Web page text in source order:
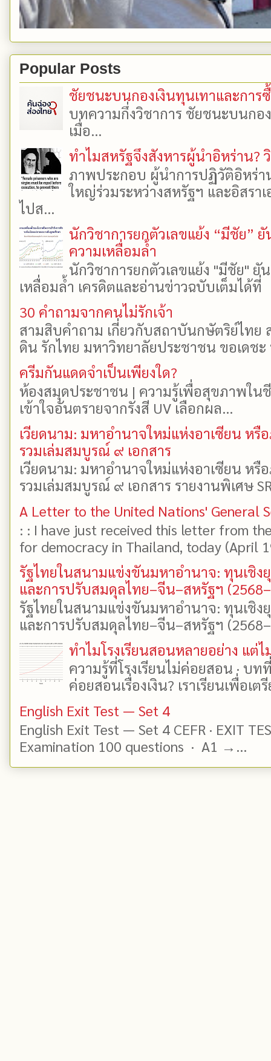
Popular Posts
ชัยชนะบนกองเงินทุนเทาและการ
บทความกึ่งวิชาการ ชัยชนะบนกอ
เมื่อ...
ทำไมสหรัฐจึงสังหารผู้นำอิหร่าน?
ภาพประกอบ ผู้นำการปฏิวัติอิหร่า
ใหญ่ร่วมระหว่างสหรัฐฯ และอิสรา
ไปส...
นักวิชาการยกตัวเลขแย้ง “มีชัย”
ความเหลื่อมล้ำ
นักวิชาการยกตัวเลขแย้ง "มีชัย"
เหลื่อมล้ำ เครดิตและอ่านข่าวฉบับเต็มได้
30 คำถามจากคนไม่รักเจ้า
สามสิบคำถาม เกี่ยวกับสถาบันกษัตริย์ไทย
ดิน รักไทย มหาวิทยาลัยประชาชน ขอเดช
ครีมกันแดดจำเป็นเพียงใด?
ห้องสมุดประชาชน | ความรู้เพื่อสุขภาพใน
เข้าใจอันตรายจากรังสี UV เลือกผล...
เวียดนาม: มหาอำนาจใหม่แห่งอาเซียน ห
รวมเล่มสมบูรณ์ ๙ เอกสาร
เวียดนาม: มหาอำนาจใหม่แห่งอาเซียน ห
รวมเล่มสมบูรณ์ ๙ เอกสาร รายงานพิเศษ
A Letter to the United Nations' General
: : I have just received this letter from
for democracy in Thailand, today (April
รัฐไทยในสนามแข่งขันมหาอำนาจ: ทุนเชิง
และการปรับสมดุลไทย–จีน–สหรัฐฯ
รัฐไทยในสนามแข่งขันมหาอำนาจ: ทุนเชิง
และการปรับสมดุลไทย–จีน–สหรัฐฯ
ทำไมโรงเรียนสอนหลายอย่าง แต่ไ
ความรู้ที่โรงเรียนไม่ค่อยสอน · บ
ค่อยสอนเรื่องเงิน? เราเรียนเพื่อเต
English Exit Test — Set 4
English Exit Test — Set 4 CEFR · EXIT
Examination 100 questions · A1 →...